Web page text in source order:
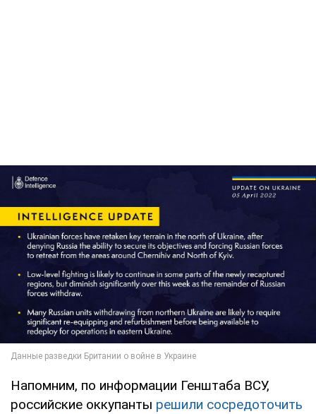
Напомним, по информации Генштаба ВСУ,
российские оккупанты решили сосредоточить